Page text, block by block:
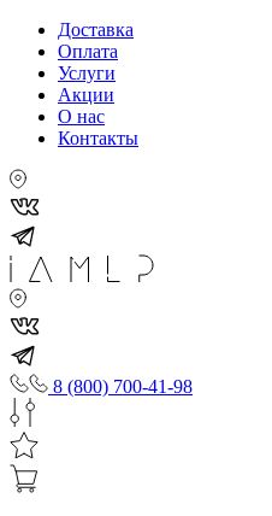
Доставка
Оплата
Услуги
Акции
О нас
Контакты
8 (800) 700-41-98